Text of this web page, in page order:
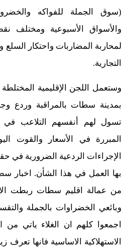
(سوق الجملة للفواكه
والأسواق الأسبوعية ومختلف
لمحاربة المضاربات واحتكار
التجارية.
وستعمل اللجن الإقليمية المختلطة
بمدينة سطات بالمراقبة وردع
تسول لهم أنفسهم التلاعب في
المبررة في الأسعار والقوت
الإجراءات الردعية الضرورية في
بها العمل في هذا الشأن. اخبار
من عمالة اقليم سطات ربطت
وبائعي الخضراوات بالجملة
اجمعوا كلهم ان الغلاء ياتي من
الاستهلاكية الاساسية فانها